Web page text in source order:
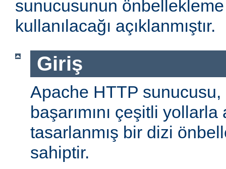
sunucusunun
kullanılacağı açıklanmıştır.
Giriş
Apache HTTP
başarımını çeşitli
tasarlanmış bir dizi
sahiptir.